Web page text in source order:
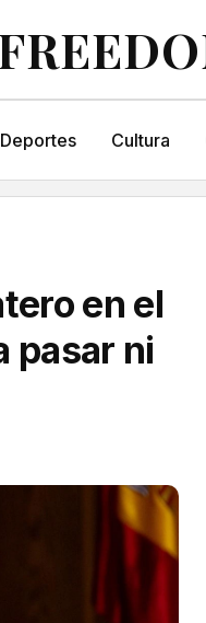
Deportes Cultura
en el
pasar ni